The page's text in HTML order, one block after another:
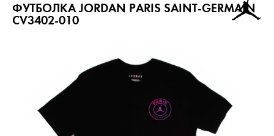
ФУТБОЛКА JORDAN PARIS SAINT-GERMAIN
CV3402-010